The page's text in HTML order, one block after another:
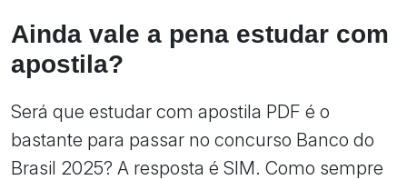
Ainda vale a pena estudar com
apostila?
Será que estudar com apostila PDF é o
bastante para passar no concurso Banco do
Brasil 2025? A resposta é SIM. Como sempre